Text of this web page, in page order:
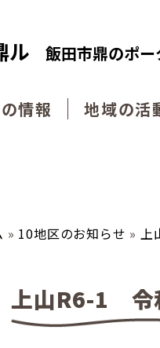
ル 飯田市鼎のポー
情報 地域の活
» 10地区のお知らせ » 上
上山R6-1 令